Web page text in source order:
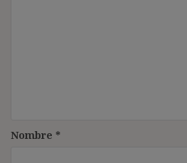
Nombre *